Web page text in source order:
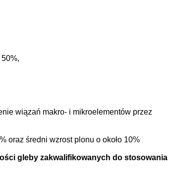
wiązań makro- i mikroelementów przez
oraz średni wzrost plonu o około 10%
gleby zakwalifikowanych do stosowania